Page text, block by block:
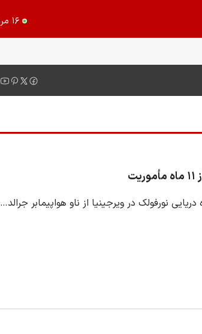
۱۶ مرداد ۱۴۰۵
نورفولک در ویرجینیا از ناو هواپیمابر جرالد…